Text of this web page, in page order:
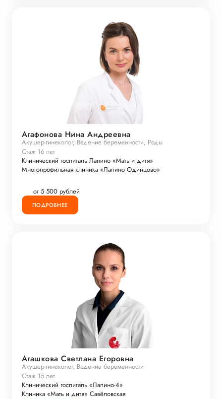
Агафонова Нина Андреевна
Акушер-гинеколог, Ведение беременности, Роды
Стаж 16 лет
Клинический госпиталь Лапино «Мать и дитя»
Многопрофильная клиника «Лапино Одинцово»
от 5 500 рублей
ПОДРОБНЕЕ
Агашкова Светлана Егоровна
Акушер-гинеколог, Ведение беременности
Стаж 15 лет
Клинический госпиталь «Лапино-4»
Клиника «Мать и дитя» Савёловская